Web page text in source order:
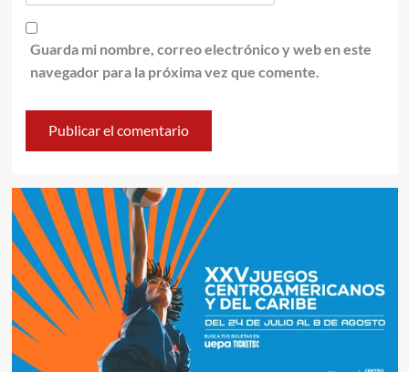
Guarda mi nombre, correo electrónico y web en este
navegador para la próxima vez que comente.